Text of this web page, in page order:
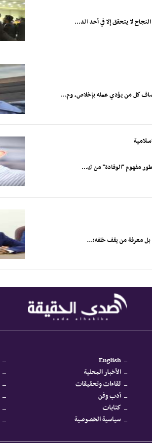
لا يتحقق إلا في أحد الد...
كل من يؤدي عمله بإخلاص، وم...
تطور مفهوم "الوفادة" من ك...
بل معرفة من يقف خلفه؛...
English
الأخبار المحلية
لقاءات وتحقيقات
أدب وفن
كتابات
سياسية الخصوصية